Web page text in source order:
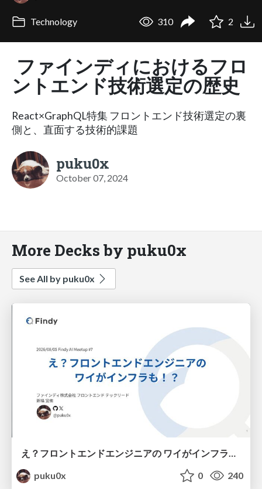
Technology 310 2
ファインディにおけるフロ
ントエンド技術選定の歴史
React×GraphQL特集 フロントエンド技術選定の裏
側と、直面する技術的課題
puku0x
October 07, 2024
More Decks by puku0x
See All by puku0x
え？フロントエンドエンジニアの ワイがインフラも！？
puku0x
0 240